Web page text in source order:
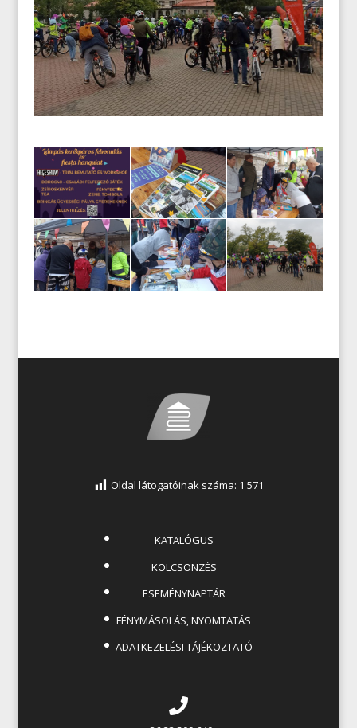
Oldal látogatóinak száma: 1 571
KATALÓGUS
KÖLCSÖNZÉS
ESEMÉNYNAPTÁR
FÉNYMÁSOLÁS, NYOMTATÁS
ADATKEZELÉSI TÁJÉKOZTATÓ